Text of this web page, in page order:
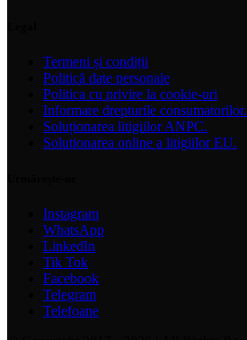
Termeni și condiții
Politică date personale
Politica cu privire la cookie-uri
Informare drepturile consumatorilor.
Soluționarea litigiilor ANPC.
Solutionarea online a litigiilor EU.
Instagram
WhatsApp
LinkedIn
Tik Tok
Facebook
Telegram
Telefoane